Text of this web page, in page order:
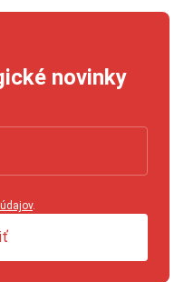
novinky
.